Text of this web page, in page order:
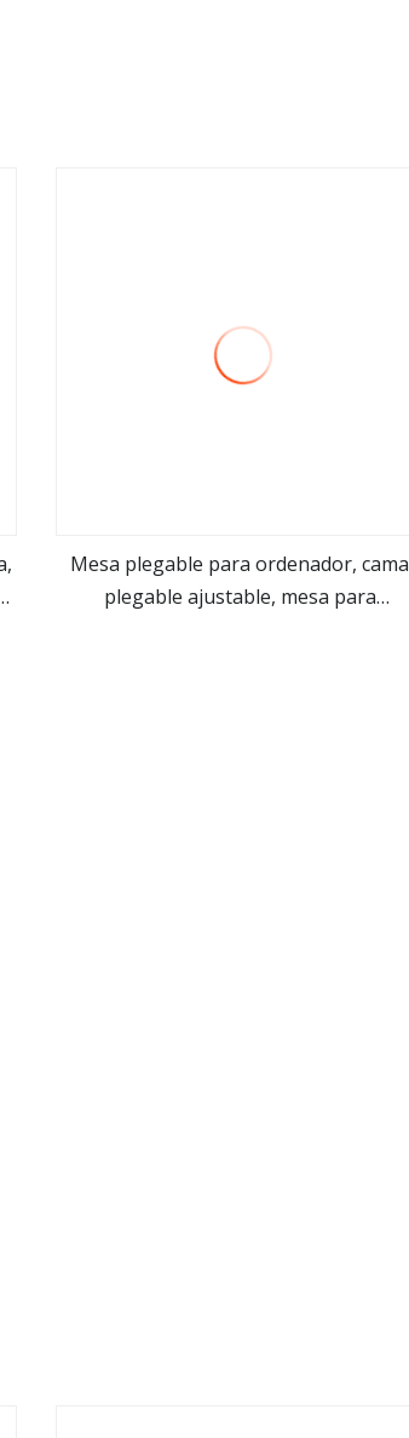
ver más
Mesa plegable para ordenador, cama
plegable ajustable, mesa para